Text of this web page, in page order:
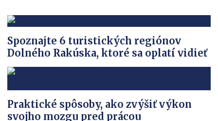
Spoznajte 6 turistických regiónov
Dolného Rakúska, ktoré sa oplatí vidieť
Praktické spôsoby, ako zvýšiť výkon
svojho mozgu pred prácou